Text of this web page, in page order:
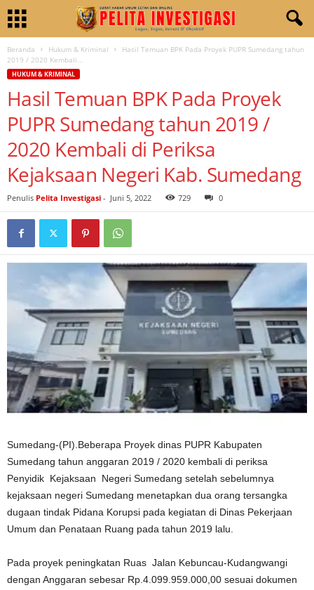
Beranda Hukum & Kriminal
Hasil Temuan BPK Pada Proyek PUPR Sumedang tahun
2019 / 2020 Kembali...
HUKUM & KRIMINAL
Hasil Temuan BPK Pada Proyek
PUPR Sumedang tahun 2019 /
2020 Kembali di Periksa
Kejaksaan Negeri Kab. Sumedang
Penulis Pelita Investigasi - Juni 5, 2022 729 0
Sumedang-(PI).Beberapa Proyek dinas PUPR Kabupaten
Sumedang tahun anggaran 2019 / 2020 kembali di periksa
Penyidik Kejaksaan Negeri Sumedang setelah sebelumnya
kejaksaan negeri Sumedang menetapkan dua orang tersangka
dugaan tindak Pidana Korupsi pada kegiatan di Dinas Pekerjaan
Umum dan Penataan Ruang pada tahun 2019 lalu.
Pada proyek peningkatan Ruas Jalan Kebuncau-Kudangwangi
dengan Anggaran sebesar Rp.4.099.959.000,00 sesuai dokumen